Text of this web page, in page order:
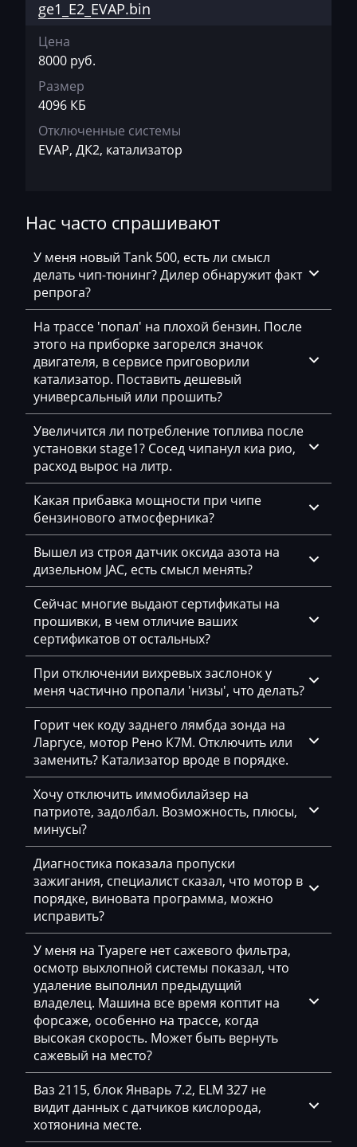
Bajaj
Basak
BAW
Belgee
BMW
BobCat
Bomag
Brilliance
Buhler
BYD
Cadillac
Camc
Case
Caterpillar
Challenger
Changan
Changhe
Chery
Chevrolet
Chrysler
Citroen
CMI
Comacchio
Cupra
Dacia
Daewoo
DAF
Daihatsu
Dammann
Derways
Deutz
Dewulf
Dieci
ge1_E2_EVAP.bin
Цена
8000 руб.
Размер
4096 КБ
Отключенные системы
EVAP, ДК2, катализатор
Нас часто спрашивают
У меня новый Tank 500, есть ли смысл
делать чип-тюнинг? Дилер обнаружит факт
репрога?
На трассе 'попал' на плохой бензин. После
этого на приборке загорелся значок
двигателя, в сервисе приговорили
катализатор. Поставить дешевый
универсальный или прошить?
Увеличится ли потребление топлива после
установки stage1? Сосед чипанул киа рио,
расход вырос на литр.
Какая прибавка мощности при чипе
бензинового атмосферника?
Вышел из строя датчик оксида азота на
дизельном JAC, есть смысл менять?
Сейчас многие выдают сертификаты на
прошивки, в чем отличие ваших
сертификатов от остальных?
При отключении вихревых заслонок у
меня частично пропали 'низы', что делать?
Горит чек коду заднего лямбда зонда на
Ларгусе, мотор Рено К7М. Отключить или
заменить? Катализатор вроде в порядке.
Хочу отключить иммобилайзер на
патриоте, задолбал. Возможность, плюсы,
минусы?
Диагностика показала пропуски
зажигания, специалист сказал, что мотор в
порядке, виновата программа, можно
исправить?
У меня на Туареге нет сажевого фильтра,
осмотр выхлопной системы показал, что
удаление выполнил предыдущий
владелец. Машина все время коптит на
форсаже, особенно на трассе, когда
высокая скорость. Может быть вернуть
сажевый на место?
Ваз 2115, блок Январь 7.2, ELM 327 не
видит данных с датчиков кислорода,
хотяонина месте.